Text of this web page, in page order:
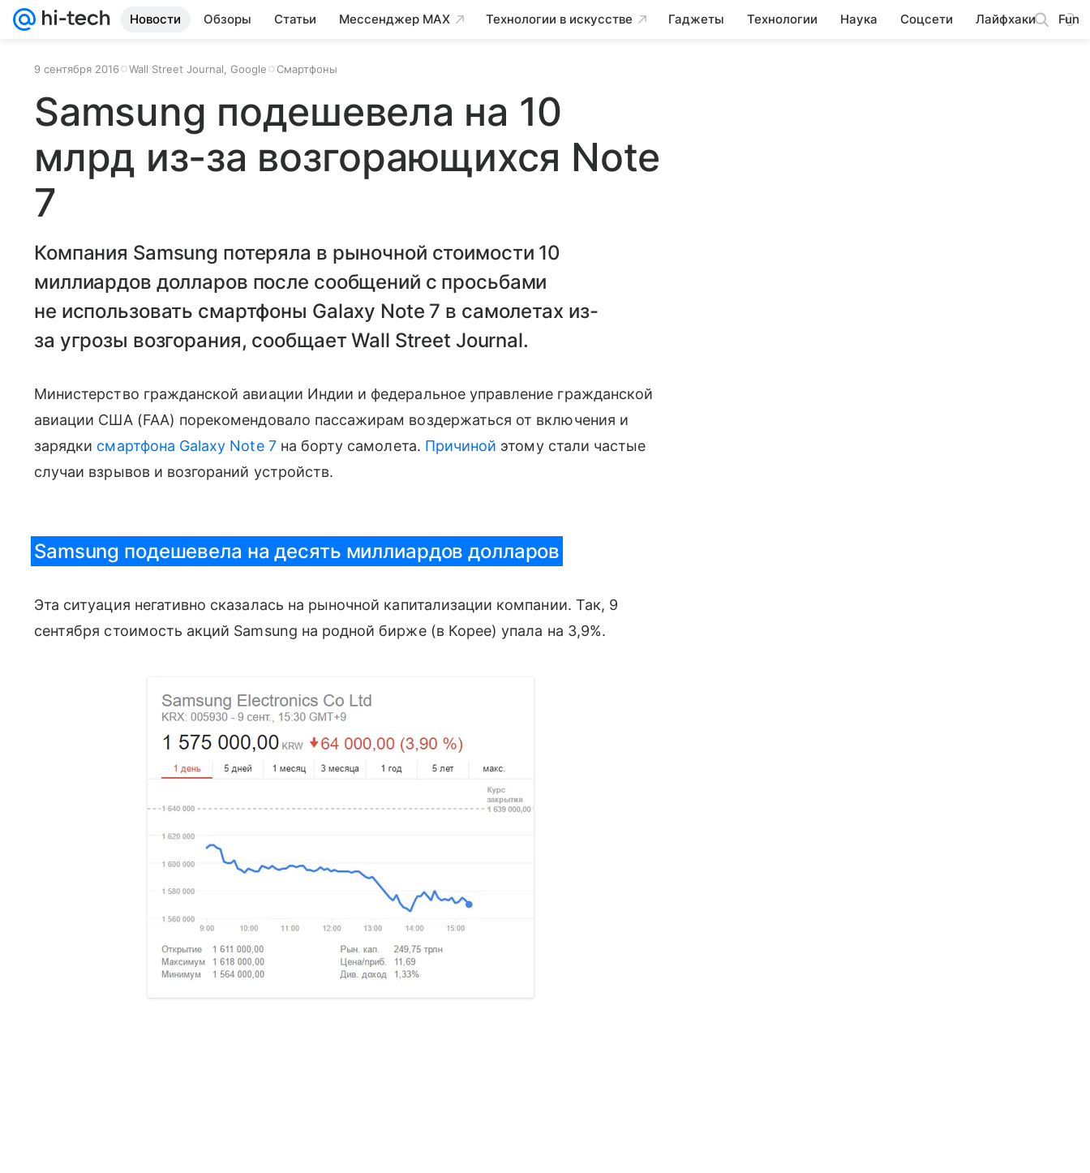
Новости Обзоры Статьи Мессенджер MAX Технологии в искусстве Гаджеты Технологии Наука Соцсети Лайфхаки Fun
9 сентября 2016 Wall Street Journal, Google Смартфоны
Samsung подешевела на 10
млрд из-за возгорающихся Note
7
Компания Samsung потеряла в рыночной стоимости 10
миллиардов долларов после сообщений с просьбами
не использовать смартфоны Galaxy Note 7 в самолетах из-
за угрозы возгорания, сообщает Wall Street Journal.
Министерство гражданской авиации Индии и федеральное управление гражданской
авиации США (FAA) порекомендовало пассажирам воздержаться от включения и
зарядки смартфона Galaxy Note 7на борту самолета. Причиной этому стали частые
случаи взрывов и возгораний устройств.
Samsung подешевела на десять миллиардов долларов
Эта ситуация негативно сказалась на рыночной капитализации компании. Так, 9
сентября стоимость акций Samsung на родной бирже (в Корее) упала на 3,9%.